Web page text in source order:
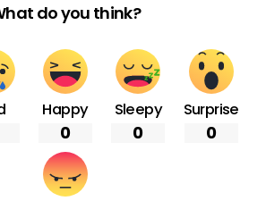
do you think?
Happy
0
Sleepy
0
Surprise
0